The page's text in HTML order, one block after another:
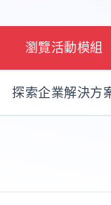
瀏覽活動模組
探索企業解決方